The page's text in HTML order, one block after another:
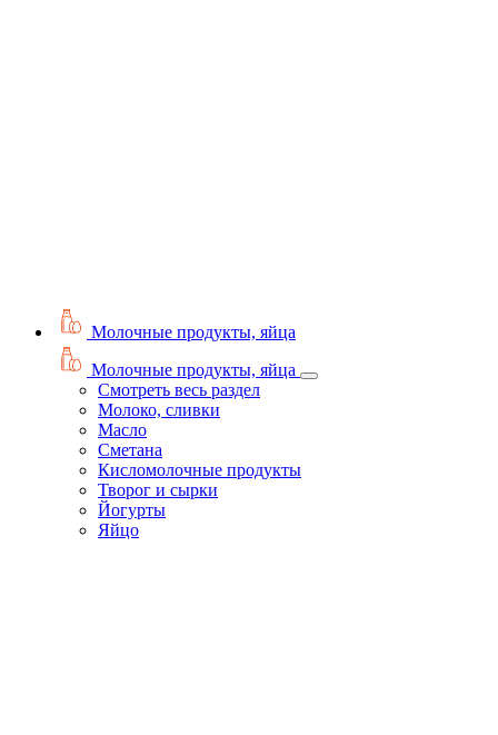
Молочные продукты, яйца
Молочные продукты, яйца
Смотреть весь раздел
Молоко, сливки
Масло
Сметана
Кисломолочные продукты
Творог и сырки
Йогурты
Яйцо